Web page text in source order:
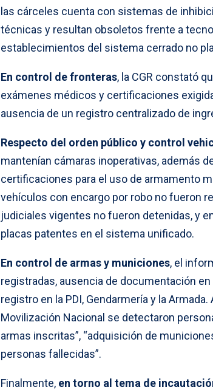
las cárceles cuenta con sistemas de
técnicas y resultan obsoletos frente a
establecimientos del sistema cerrado no
En control de fronteras, la CGR constató
exámenes médicos y certificaciones
ausencia de un registro centralizado de
Respecto del orden público y control
mantenían cámaras inoperativas, además
certificaciones para el uso de armamento
vehículos con encargo por robo no fueron
judiciales vigentes no fueron detenidas, y
placas patentes en el sistema unificado.
En control de armas y municiones, el
registradas, ausencia de documentación
registro en la PDI, Gendarmería y la
Movilización Nacional se detectaron
armas inscritas”, “adquisición de
personas fallecidas”.
Finalmente, en torno al tema de